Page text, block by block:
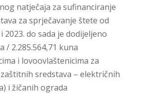
natječaja za sufinanciranje
za sprječavanje štete od
2023. do sada je dodijeljeno
/ 2.285.564,71 kuna
i lovoovlaštenicima za
sredstava – električnih
i žičanih ograda